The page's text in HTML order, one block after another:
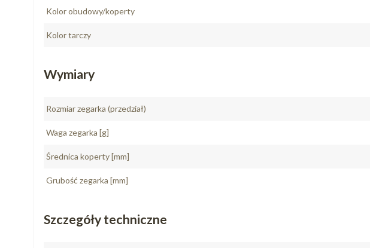
Kolor obudowy/koperty
Kolor tarczy
Wymiary
Rozmiar zegarka (przedział)
Waga zegarka [g]
Średnica koperty [mm]
Grubość zegarka [mm]
Szczegóły techniczne